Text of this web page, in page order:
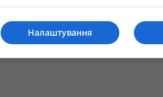
Налаштування